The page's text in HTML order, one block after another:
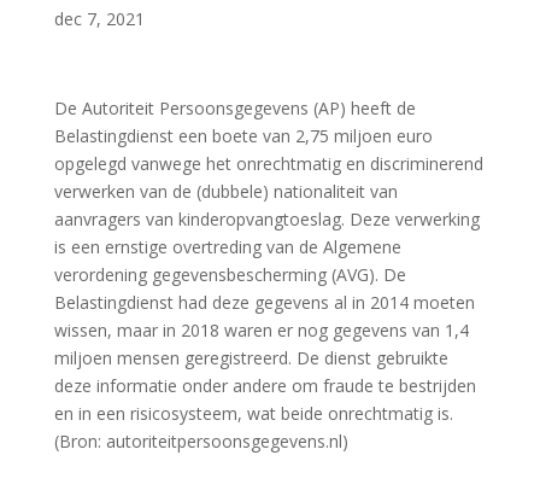
dec 7, 2021
De Autoriteit Persoonsgegevens (AP) heeft de
Belastingdienst een boete van 2,75 miljoen euro
opgelegd vanwege het onrechtmatig en discriminerend
verwerken van de (dubbele) nationaliteit van
aanvragers van kinderopvangtoeslag. Deze verwerking
is een ernstige overtreding van de Algemene
verordening gegevensbescherming (AVG). De
Belastingdienst had deze gegevens al in 2014 moeten
wissen, maar in 2018 waren er nog gegevens van 1,4
miljoen mensen geregistreerd. De dienst gebruikte
deze informatie onder andere om fraude te bestrijden
en in een risicosysteem, wat beide onrechtmatig is.
(Bron: autoriteitpersoonsgegevens.nl)